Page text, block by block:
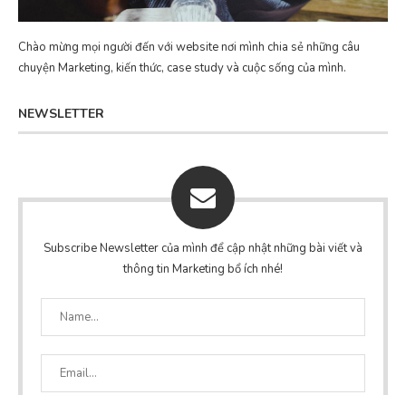
Chào mừng mọi người đến với website nơi mình chia sẻ những câu
chuyện Marketing, kiến thức, case study và cuộc sống của mình.
NEWSLETTER
Subscribe Newsletter của mình để cập nhật những bài viết và
thông tin Marketing bổ ích nhé!